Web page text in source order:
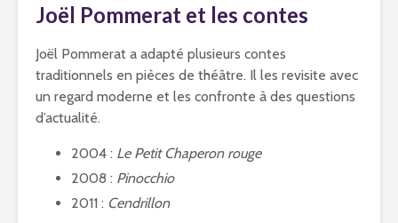
Joël Pommerat et les contes
Joël Pommerat a adapté plusieurs contes
traditionnels en pièces de théâtre. Il les revisite avec
un regard moderne et les confronte à des questions
d’actualité.
2004 : Le Petit Chaperon rouge
2008 : Pinocchio
2011 : Cendrillon